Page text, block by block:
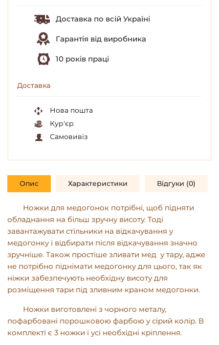
Доставка по всій Україні
Гарантія від виробника
10 років праці
Доставка
Нова пошта
Кур'єр
Самовивіз
Опис Характеристики Відгуки (0)
Ножки для медогонок потрібні, щоб підняти
обладнання на більш зручну висоту. Тоді
завантажувати стільники на відкачування у
медогонку і відбирати після відкачування значно
зручніше. Також простіше зливати мед у тару, адже
не потрібно піднімати медогонку для цього, так як
ніжки забезпечують необхідну висоту для
розміщення тари під зливним краном медогонки.
Ножки виготовлені з чорного металу,
пофарбовані порошковою фарбою у сірий колір. В
комплекті є 3 ножки і усі необхідні кріплення.